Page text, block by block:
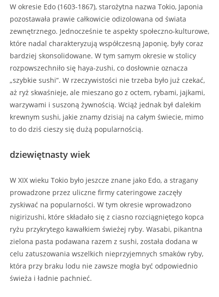
W okresie Edo (1603-1867), starożytna nazwa Tokio, Japonia
pozostawała prawie całkowicie odizolowana od świata
zewnętrznego. Jednocześnie te aspekty społeczno-kulturowe,
które nadal charakteryzują współczesną Japonię, były coraz
bardziej skonsolidowane. W tym samym okresie w stolicy
rozpowszechniło się haya-zushi, co dosłownie oznacza
„szybkie sushi”. W rzeczywistości nie trzeba było już czekać,
aż ryż skwaśnieje, ale mieszano go z octem, rybami, jajkami,
warzywami i suszoną żywnością. Wciąż jednak był dalekim
krewnym sushi, jakie znamy dzisiaj na całym świecie, mimo
to do dziś cieszy się dużą popularnością.
dziewiętnasty wiek
W XIX wieku Tokio było jeszcze znane jako Edo, a stragany
prowadzone przez uliczne firmy cateringowe zaczęły
zyskiwać na popularności. W tym okresie wprowadzono
nigirizushi, które składało się z ciasno rozciągniętego kopca
ryżu przykrytego kawałkiem świeżej ryby. Wasabi, pikantna
zielona pasta podawana razem z sushi, została dodana w
celu zatuszowania wszelkich nieprzyjemnych smaków ryby,
która przy braku lodu nie zawsze mogła być odpowiednio
świeża i ładnie pachnieć.